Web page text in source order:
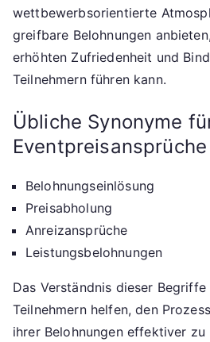
wettbewerbsorientierte
greifbare Belohnungen
erhöhten Zufriedenheit und
Teilnehmern führen kann.
Übliche Synonyme
Eventpreisansprüche
Belohnungseinlösung
Preisabholung
Anreizansprüche
Leistungsbelohnungen
Das Verständnis dieser Begriffe
Teilnehmern helfen, den
ihrer Belohnungen effektiver zu